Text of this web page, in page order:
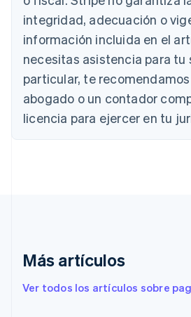
integridad, adecuación o
información incluida en el
necesitas asistencia para tu
particular, te
abogado o un contador
licencia para ejercer en tu
Más artículos
Ver todos los artículos sobre
Bulgaria
English
Canadá
EnglishFrançais
简体中文 English
Chipre
English
Croacia
EnglishItaliano
EnglishItaliano
Español English